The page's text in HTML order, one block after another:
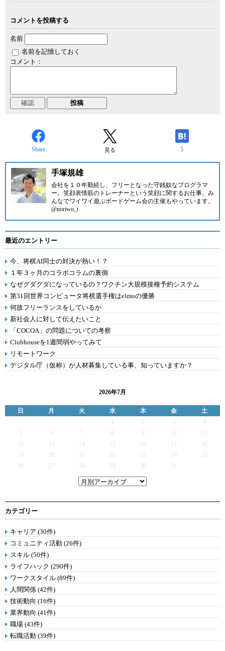
コメントを投稿する
名前
名前を記憶しておく
コメント：
Share 見る 5
手塚規雄
会社を１０年勤続し、フリーとなった守銭奴なプログラマ
ー。笑顔表情筋のトレーナーという笑顔に関するお仕事、み
んなでワイワイ遊ぶボードゲーム会の主催もやっています。
@noriwo_t
最近のエントリー
今、将棋AI同士の対決が熱い！？
１年３ヶ月のコラボコラムの裏側
なぜグダグダになっているの？ワクチン大規模接種予約システム
第31回世界コンピュータ将棋選手権はelmoの優勝
何故フリーランスをしているか
新社会人に対して伝えたいこと
「COCOA」の問題についての考察
Clubhouseを1週間弱やってみて
リモートワーク
デジタル庁（仮称）が人材募集している事、知っていますか？
2026年7月
日 月 火 水 木 金
土
1
2 3
4
5
6 7 8 9 10
11
12
13 14 15 16 17
18
19
20 21 22 23 24
25
26
27 28 29 30 31
カテゴリー
キャリア (30件)
コミュニティ活動 (26件)
スキル (50件)
ライフハック (290件)
ワークスタイル (89件)
人間関係 (42件)
技術動向 (16件)
業界動向 (41件)
職場 (43件)
転職活動 (39件)